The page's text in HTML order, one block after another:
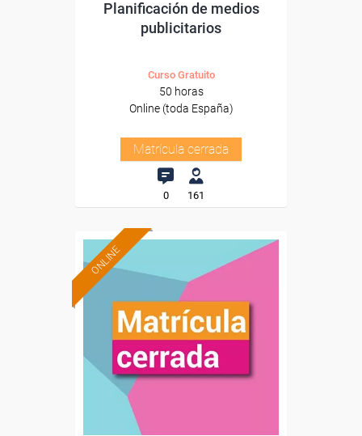
Planificación de medios
publicitarios
Curso Gratuito
50 horas
Online (toda España)
Matrícula cerrada
0 161
ONLINE